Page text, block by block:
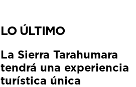
LO ÚLTIMO
La Sierra Tarahumara
tendrá una experiencia
turística única